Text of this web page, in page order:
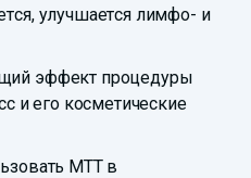
улучшается лимфо- и
эффект процедуры
и его косметические
МТТ в